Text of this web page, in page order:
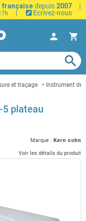
française depuis 2007
|
| Ecrivez-nous
person shopping_cart
search
et traçage Instrument de
5 plateau
Marque : Kern sohn
Voir les détails du produit